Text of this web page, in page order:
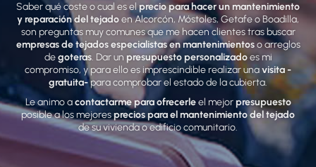
Saber qué coste o cual es elprecio para hacer un mantenimiento
y reparación del tejadoen Alcorcón, Móstoles, Getafe o Boadilla,
son preguntas muy comunes que me hacen clientes tras buscar
empresas de tejados especialistas en mantenimientoso arreglos
degoteras. Dar un presupuesto personalizadoes mi
compromiso, y para ello es imprescindible realizar unavisita -
gratuita-para comprobar el estado de la cubierta.
Le animo acontactarme para ofrecerleel mejorpresupuesto
posible a los mejoresprecios para el mantenimiento del tejado
de su vivienda o edificio comunitario.